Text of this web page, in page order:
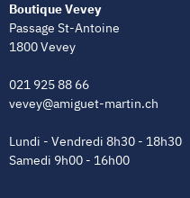
Boutique Vevey
Passage St-Antoine
1800 Vevey
021 925 88 66
vevey@amiguet-martin.ch
Lundi - Vendredi 8h30 - 18h30
Samedi 9h00 - 16h00